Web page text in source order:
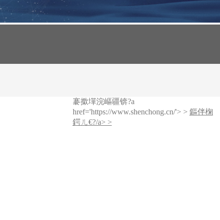
褰撳墠浣嶇疆锛?a
href='https://www.shenchong.cn/'> > 鏂伴椈
鍔ㄦ€?/a> >